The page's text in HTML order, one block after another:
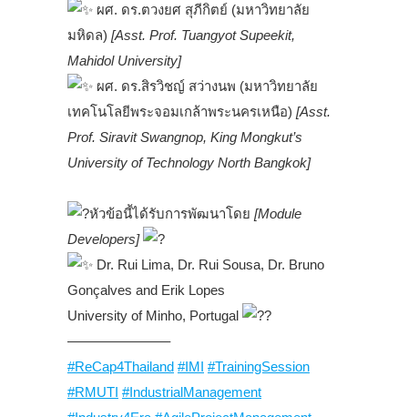
ผศ. ดร.ตวงยศ สุภีกิตย์ (มหาวิทยาลัย
มหิดล) [Asst. Prof. Tuangyot Supeekit,
Mahidol University]
ผศ. ดร.สิรวิชญ์ สว่างนพ (มหาวิทยาลัย
เทคโนโลยีพระจอมเกล้าพระนครเหนือ) [Asst.
Prof. Siravit Swangnop, King Mongkut’s
University of Technology North Bangkok]
หัวข้อนี้ได้รับการพัฒนาโดย [Module
Developers]
Dr. Rui Lima, Dr. Rui Sousa, Dr. Bruno
Gonçalves and Erik Lopes
University of Minho, Portugal
———————–
#ReCap4Thailand #IMI #TrainingSession
#RMUTI #IndustrialManagement